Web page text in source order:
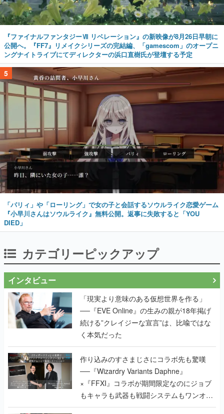
『ファイナルファンタジーⅦ リベレーション』の新映像が8月26日早朝に
公開へ。『FF7』リメイクシリーズの完結編、「gamescom」のオープニ
ングナイトライブにてディレクターの浜口直樹氏が登壇する予定
5
「パリィ」や「ローリング」で女の子と会話するソウルライク恋愛ゲーム
『小早川さんはソウルライク』無料公開。返事に失敗すると「YOU
DIED」
カテゴリーピックアップ
インタビュー
「現実より意味のある仮想世界を作る」
──『EVE Online』の生みの親が18年掲げ
続ける”クレイジーな宣言”は、比喩ではな
く本気だった
作り込みのすさまじさにコラボ先も驚嘆
──『Wizardry Variants Daphne』
×『FFXI』コラボが期間限定なのにジョブ
もキャラも武器も戦闘システムもワンオフ
で作り込まれた理由を両ディレクターに聞